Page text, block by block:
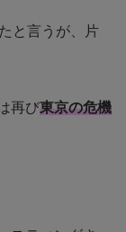
と言うが、片
再び東京の危機